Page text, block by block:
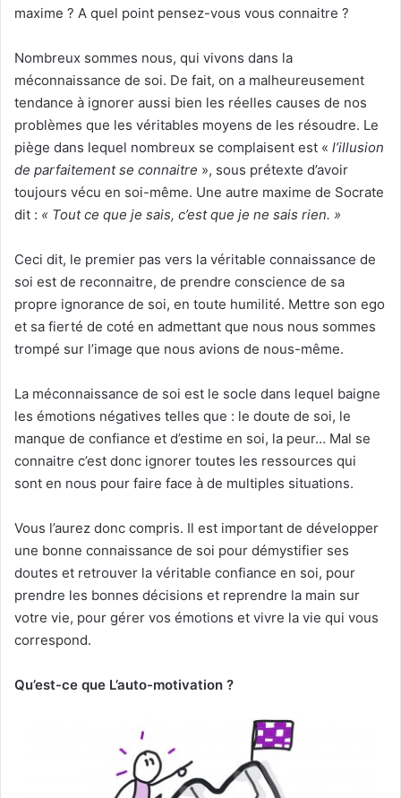
maxime ? A quel point pensez-vous vous connaitre ?
Nombreux sommes nous, qui vivons dans la
méconnaissance de soi. De fait, on a malheureusement
tendance à ignorer aussi bien les réelles causes de nos
problèmes que les véritables moyens de les résoudre. Le
piège dans lequel nombreux se complaisent est « l’illusion
de parfaitement se connaitre », sous prétexte d’avoir
toujours vécu en soi-même. Une autre maxime de Socrate
dit : « Tout ce que je sais, c’est que je ne sais rien. »
Ceci dit, le premier pas vers la véritable connaissance de
soi est de reconnaitre, de prendre conscience de sa
propre ignorance de soi, en toute humilité. Mettre son ego
et sa fierté de coté en admettant que nous nous sommes
trompé sur l’image que nous avions de nous-même.
La méconnaissance de soi est le socle dans lequel baigne
les émotions négatives telles que : le doute de soi, le
manque de confiance et d’estime en soi, la peur… Mal se
connaitre c’est donc ignorer toutes les ressources qui
sont en nous pour faire face à de multiples situations.
Vous l’aurez donc compris. Il est important de développer
une bonne connaissance de soi pour démystifier ses
doutes et retrouver la véritable confiance en soi, pour
prendre les bonnes décisions et reprendre la main sur
votre vie, pour gérer vos émotions et vivre la vie qui vous
correspond.
Qu’est-ce que L’auto-motivation ?